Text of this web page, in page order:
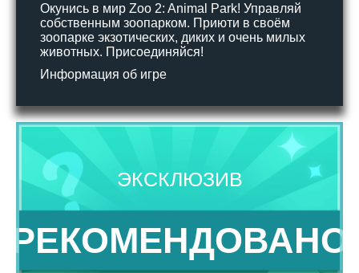
Окунись в мир Zoo 2: Animal Park! Управляй
собственным зоопарком. Приюти в своём
зоопарке экзотических, диких и очень милых
животных. Присоединяйся!
Информация об игре
ЭКСКЛЮЗИВ
РЕКОМЕНДОВАНО